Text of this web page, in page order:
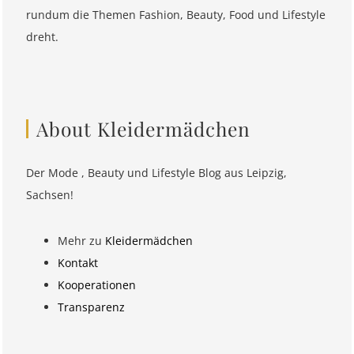
rundum die Themen Fashion, Beauty, Food und Lifestyle
dreht.
About Kleidermädchen
Der Mode , Beauty und Lifestyle Blog aus Leipzig,
Sachsen!
Mehr zu Kleidermädchen
Kontakt
Kooperationen
Transparenz